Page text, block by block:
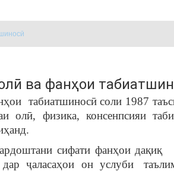
ва фанҳои
табиатшиносӣ соли 1987
олӣ, физика, консенпсияи
сифати фанҳои дақиқ
дар ҷаласаҳои он услуби